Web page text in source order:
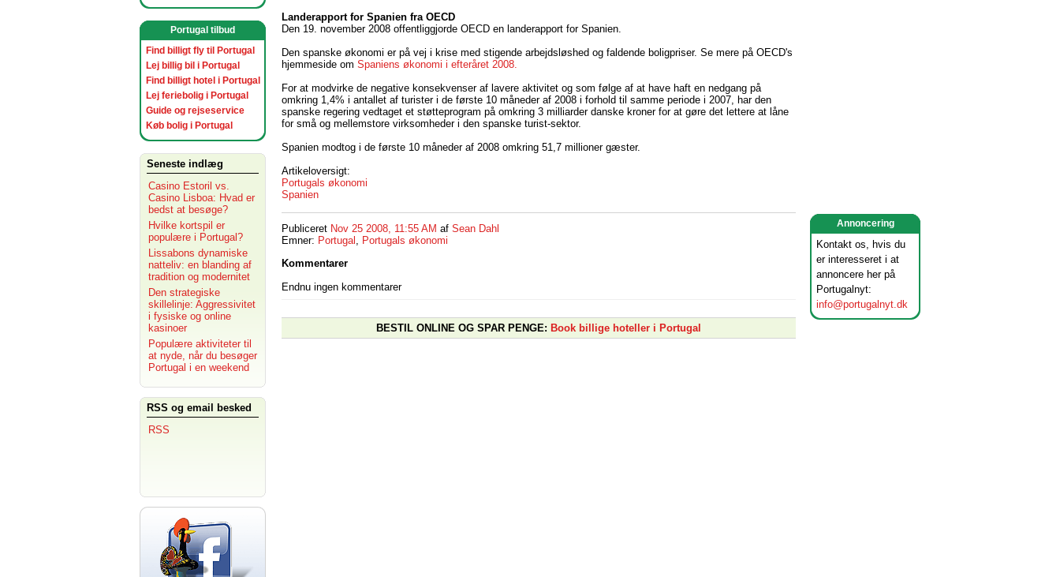
Annoncering
Kontakt os, hvis du
er interesseret i at
annoncere her på
Portugalnyt:
info@portugalnyt.dk
Portugal tilbud
Find billigt fly til Portugal
Lej billig bil i Portugal
Find billigt hotel i Portugal
Lej feriebolig i Portugal
Guide og rejseservice
Køb bolig i Portugal
Seneste indlæg
Casino Estoril vs.
Casino Lisboa: Hvad er
bedst at besøge?
Hvilke kortspil er
populære i Portugal?
Lissabons dynamiske
natteliv: en blanding af
tradition og modernitet
Den strategiske
skillelinje: Aggressivitet
i fysiske og online
kasinoer
Populære aktiviteter til
at nyde, når du besøger
Portugal i en weekend
RSS og email besked
RSS
Landerapport for Spanien fra OECD
Den 19. november 2008 offentliggjorde OECD en landerapport for Spanien.
Den spanske økonomi er på vej i krise med stigende arbejdsløshed og faldende boligpriser. Se mere på OECD's
hjemmeside om Spaniens økonomi i efteråret 2008.
For at modvirke de negative konsekvenser af lavere aktivitet og som følge af at have haft en nedgang på
omkring 1,4% i antallet af turister i de første 10 måneder af 2008 i forhold til samme periode i 2007, har den
spanske regering vedtaget et støtteprogram på omkring 3 milliarder danske kroner for at gøre det lettere at låne
for små og mellemstore virksomheder i den spanske turist-sektor.
Spanien modtog i de første 10 måneder af 2008 omkring 51,7 millioner gæster.
Artikeloversigt:
Portugals økonomi
Spanien
Publiceret Nov 25 2008, 11:55 AM af Sean Dahl
Emner: Portugal , Portugals økonomi
Kommentarer
Endnu ingen kommentarer
BESTIL ONLINE OG SPAR PENGE: Book billige hoteller i Portugal